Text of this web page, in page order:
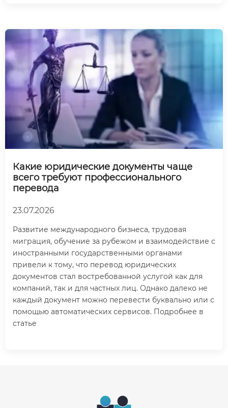
Какие юридические документы чаще
всего требуют профессионального
перевода
23.07.2026
Развитие международного бизнеса, трудовая
миграция, обучение за рубежом и взаимодействие с
иностранными государственными органами
привели к тому, что перевод юридических
документов стал востребованной услугой как для
компаний, так и для частных лиц. Однако далеко не
каждый документ можно перевести буквально или с
помощью автоматических сервисов. Подробнее в
статье